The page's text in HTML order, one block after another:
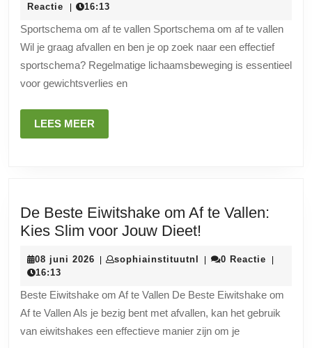
te
vallen:
Bereik
Reactie
| 16:13
Sportschema om af te vallen Sportschema om af te vallen
Wil je graag afvallen en ben je op zoek naar een effectief
sportschema? Regelmatige lichaamsbeweging is essentieel
voor gewichtsverlies en
LEES MEER
MEER
De Beste Eiwitshake om Af te Vallen:
Kies Slim voor Jouw Dieet!
Eiwitshake
Af
te
Vallen:
08 juni 2026 08| sophiainstituutnl sophiainstituutnl
| 0 Reactie |
16:13
Beste Eiwitshake om Af te Vallen De Beste Eiwitshake om
Af te Vallen Als je bezig bent met afvallen, kan het gebruik
van eiwitshakes een effectieve manier zijn om je